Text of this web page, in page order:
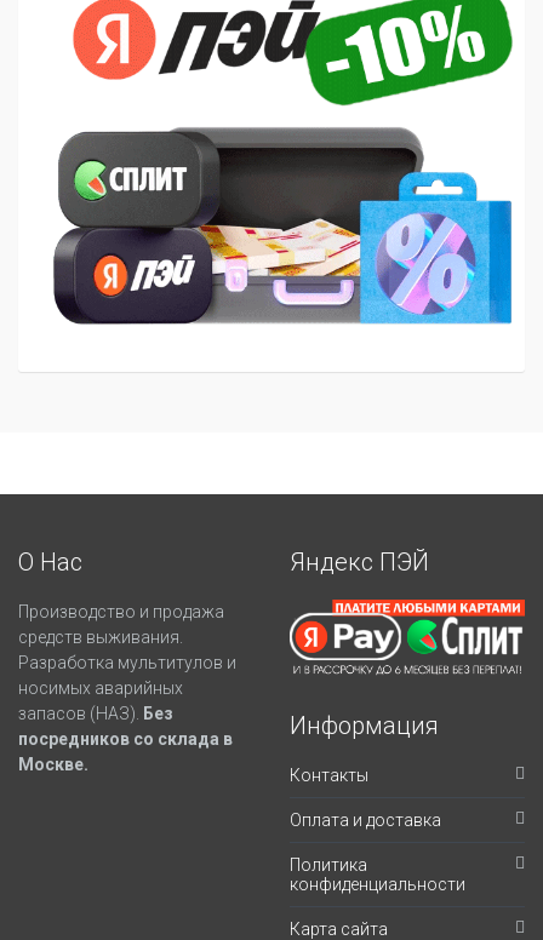
О Нас
Производство и продажа
средств выживания.
Разработка мультитулов и
носимых аварийных
запасов (НАЗ).
Без
посредников со склада в
Москве.
Яндекс ПЭЙ
Информация
Контакты
Оплата и доставка
Политика
конфиденциальности
Карта сайта